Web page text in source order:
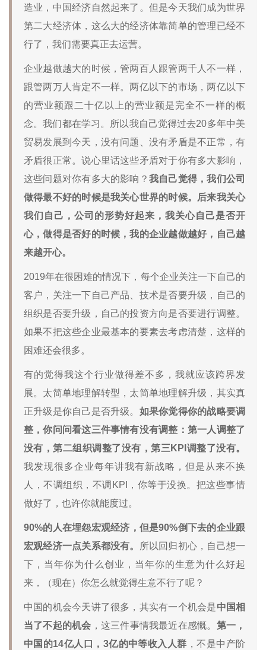
造业，中国经济自然起来了。但是今天我们成为世界
第二大经济体，这么大的经济体靠简单的管理已经不
行了，我们需要真正去运营。
企业越做越大的时候，管两百人跟管两千人不一样，
跟管两万人肯定不一样。两亿以下的市场，两亿以下
的营业额跟二十亿以上的营业额是完全不一样的概
念。我们都在学习。所以我自己觉得过去20多年中美
贸易发展到今天，没有问题、没有矛盾是不正常，有
矛盾很正常。说心里话这些矛盾对于你有多大影响，
这些问题对你有多大的影响？ 我自己觉得，我们公司
做得最不好的时候是我关心世界的时候。后来我关心
我们自己，公司的形势好起来，我关心自己是否开
心，做得是否好的时候，我的企业越做越好，自己越
来越开心。
2019年在很困难的情况下，每个企业关注一下自己的
客户，关注一下自己产品、技术是否要升级，自己的
组织是否要升级，自己的投资方向是否要进行调整。
如果不把这些企业最基本的要素去考虑清楚，这样的
困难还会很多。
有的觉得我这个行业做得差不多，我就应该跨界发
展。太简单地理解转型，太简单地理解升级，其实真
正升级是你自己是否升级。 如果你觉得你的战略要调
整，你问问看这三件事情有没有调整：第一人调整了
没有，第二组织调整了没有，第三KPI调整了没有。
我发现很多企业每年讲我有新战略，但是从来不换
人，不调组织，不调KPI，你等于没换。把这些事情
做好了，也许你就能度过。
90%的人在埋怨宏观经济，但是90%倒下去的企业跟
宏观经济一点关系都没有。 所以回归初心，自己想一
下，当年你为什么创业，当年你的生意为什么好起
来，（现在）你怎么就觉得生意不行了呢？
中国的机会今天讲了很多，其实有一个机会是中国相
当了不起的机会 ，这三件事情我最近在感慨。 第一，
中国的14亿人口，3亿的中等收入人群 ，不是中产阶